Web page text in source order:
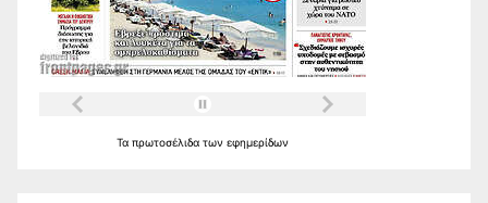
Τα πρωτοσέλιδα των εφημερίδων